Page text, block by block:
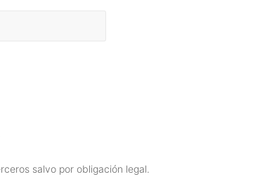
salvo por obligación legal.